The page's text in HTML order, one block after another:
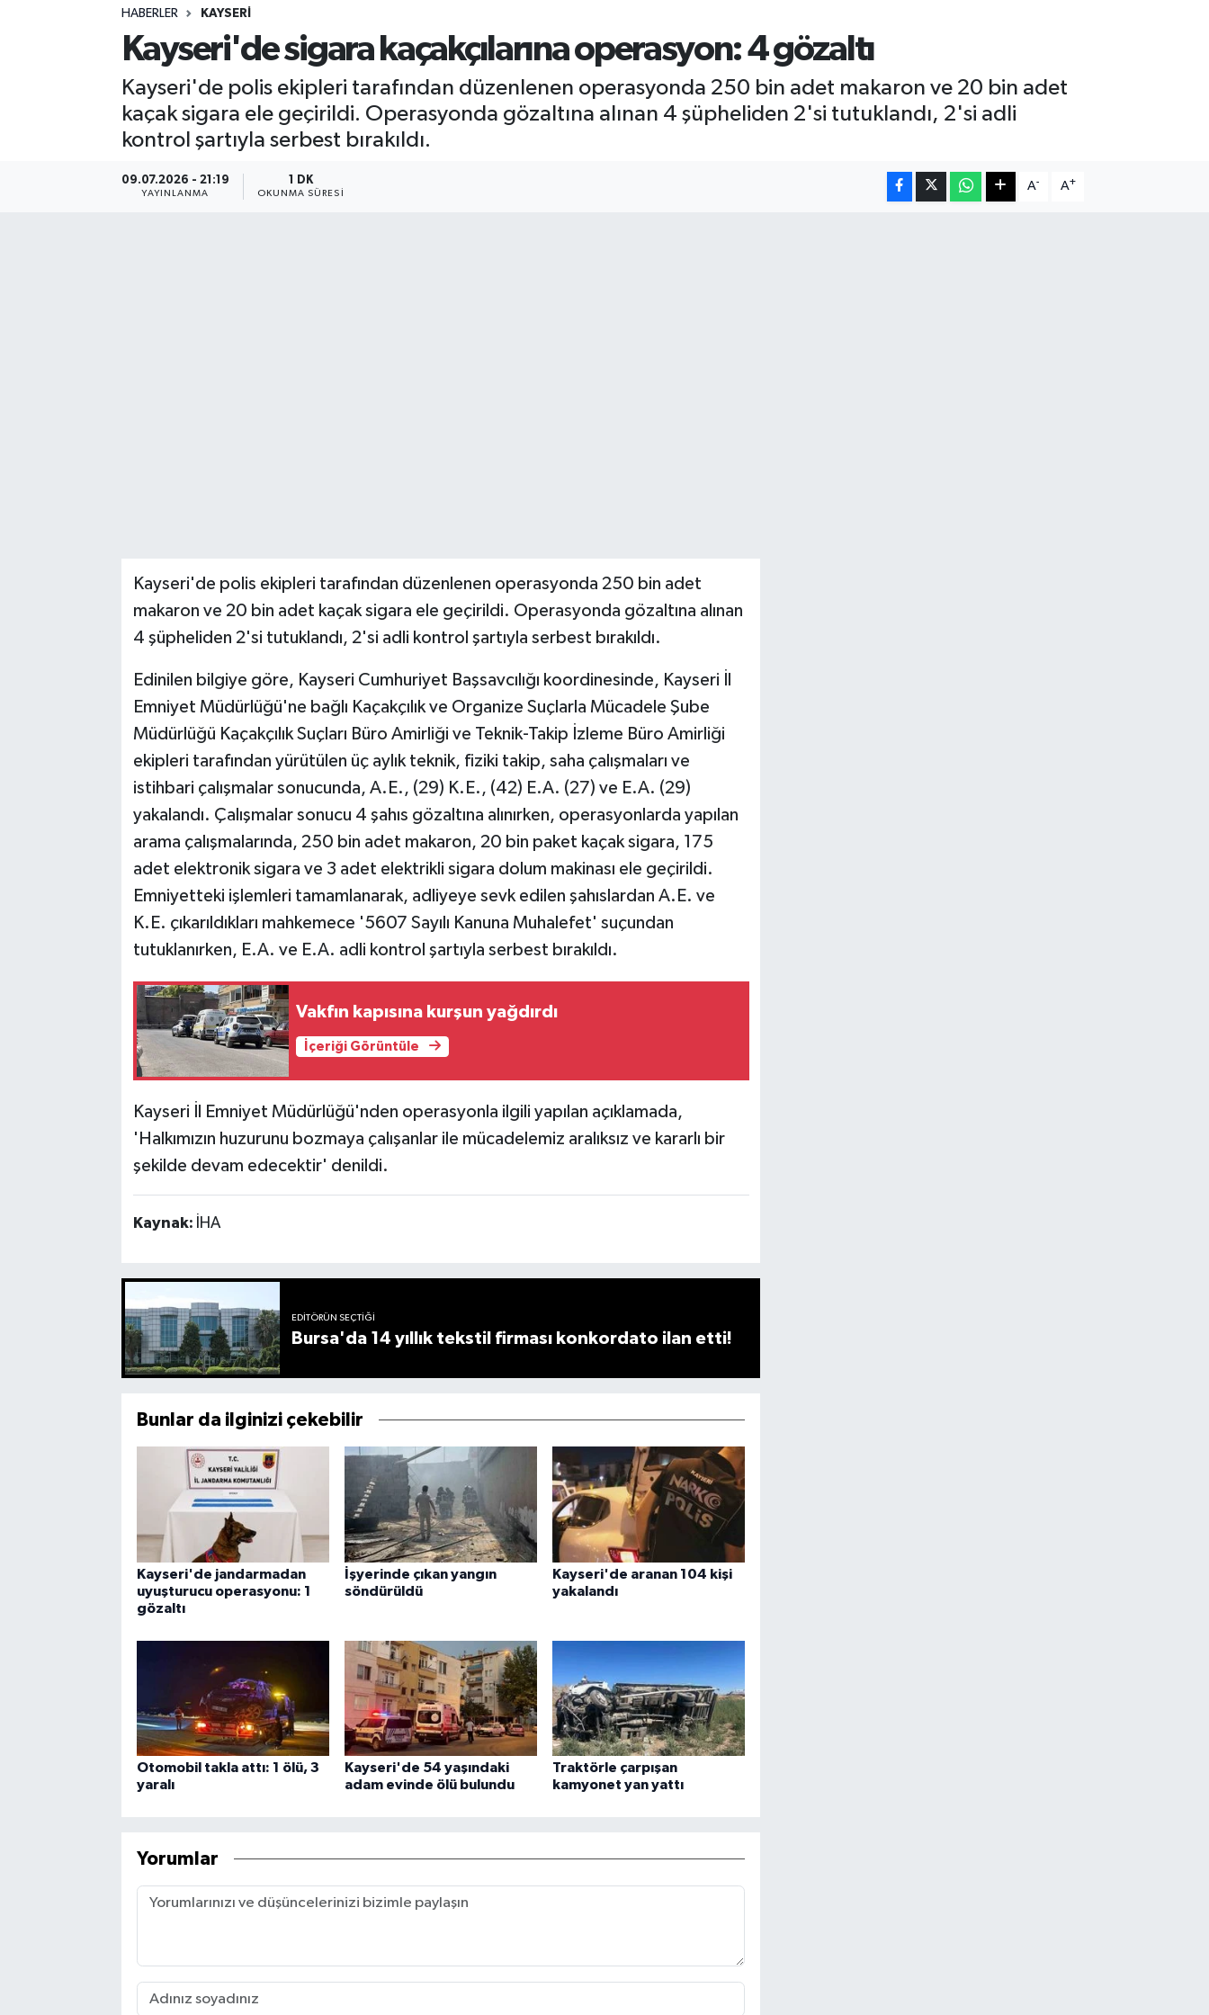
HABERLER KAYSERI
Kayseri'de sigara kaçakçılarına operasyon: 4 gözaltı
Kayseri'de polis ekipleri tarafından düzenlenen operasyonda 250 bin adet makaron ve 20 bin adet
kaçak sigara ele geçirildi. Operasyonda gözaltına alınan 4 şüpheliden 2'si tutuklandı, 2'si adli
kontrol şartıyla serbest bırakıldı.
09.07.2026 - 21:19
YAYINLANMA
1 DK
OKUNMA SÜRESI
A- A+
Kayseri'de polis ekipleri tarafından düzenlenen operasyonda 250 bin adet
makaron ve 20 bin adet kaçak sigara ele geçirildi. Operasyonda gözaltına alınan
4 şüpheliden 2'si tutuklandı, 2'si adli kontrol şartıyla serbest bırakıldı.
Edinilen bilgiye göre, Kayseri Cumhuriyet Başsavcılığı koordinesinde, Kayseri İl
Emniyet Müdürlüğü'ne bağlı Kaçakçılık ve Organize Suçlarla Mücadele Şube
Müdürlüğü Kaçakçılık Suçları Büro Amirliği ve Teknik-Takip İzleme Büro Amirliği
ekipleri tarafından yürütülen üç aylık teknik, fiziki takip, saha çalışmaları ve
istihbari çalışmalar sonucunda, A.E., (29) K.E., (42) E.A. (27) ve E.A. (29)
yakalandı. Çalışmalar sonucu 4 şahıs gözaltına alınırken, operasyonlarda yapılan
arama çalışmalarında, 250 bin adet makaron, 20 bin paket kaçak sigara, 175
adet elektronik sigara ve 3 adet elektrikli sigara dolum makinası ele geçirildi.
Emniyetteki işlemleri tamamlanarak, adliyeye sevk edilen şahıslardan A.E. ve
K.E. çıkarıldıkları mahkemece '5607 Sayılı Kanuna Muhalefet' suçundan
tutuklanırken, E.A. ve E.A. adli kontrol şartıyla serbest bırakıldı.
Vakfın kapısına kurşun yağdırdı
İçeriği Görüntüle
Kayseri İl Emniyet Müdürlüğü'nden operasyonla ilgili yapılan açıklamada,
'Halkımızın huzurunu bozmaya çalışanlar ile mücadelemiz aralıksız ve kararlı bir
şekilde devam edecektir' denildi.
Kaynak: İHA
EDITÖRÜN SEÇTIĞI
Bursa'da 14 yıllık tekstil firması konkordato ilan etti!
Bunlar da ilginizi çekebilir
Kayseri'de jandarmadan
uyuşturucu operasyonu: 1
gözaltı
İşyerinde çıkan yangın
söndürüldü
Kayseri'de aranan 104 kişi
yakalandı
Otomobil takla attı: 1 ölü, 3
yaralı
Kayseri'de 54 yaşındaki
adam evinde ölü bulundu
Traktörle çarpışan
kamyonet yan yattı
Yorumlar